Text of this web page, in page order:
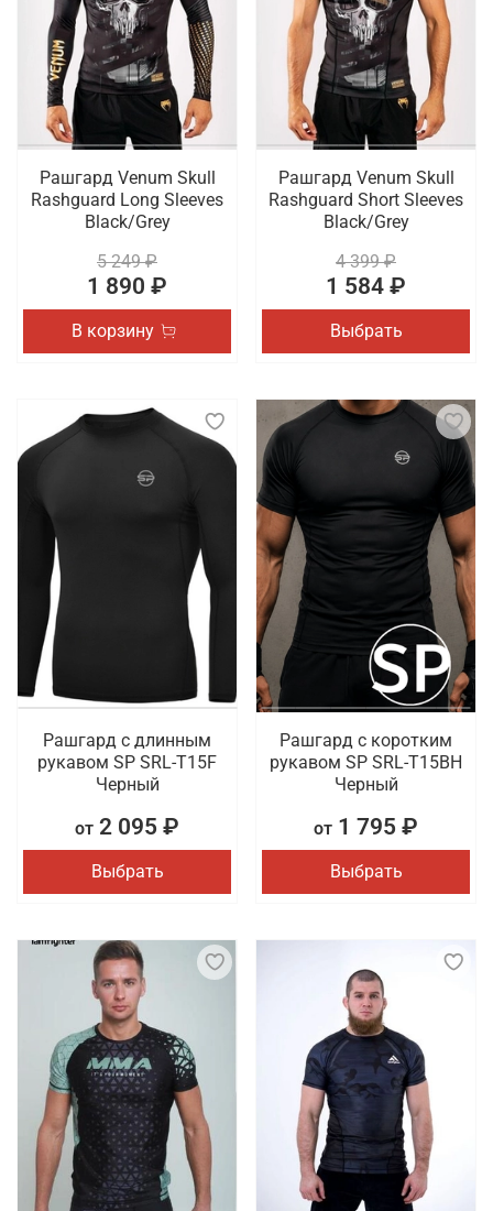
Рашгард Venum Skull
Rashguard Long Sleeves
Black/Grey
5 249 ₽
1 890 ₽
В корзину
Рашгард Venum Skull
Rashguard Short Sleeves
Black/Grey
4 399 ₽
1 584 ₽
Выбрать
Рашгард с длинным
рукавом SP SRL-T15F
Черный
от 2 095 ₽
Выбрать
Рашгард с коротким
рукавом SP SRL-T15BH
Черный
от 1 795 ₽
Выбрать